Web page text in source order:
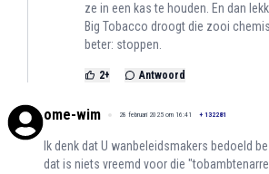
ze in een kas te houden. En dan
Big Tobacco droogt die zooi
beter: stoppen.
2+ Antwoord
ome-wim 28 februari 2025 om 16:41 + 132281
Ik denk dat U wanbeleidsmakers bedoeld
dat is niets vreemd voor die